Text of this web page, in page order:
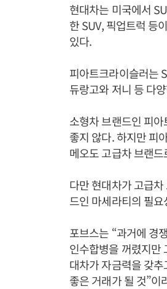
현대차는 미국에서
한 SUV, 픽업트럭 등
있다.
피아트크라이슬러는
듀랑고와 저니 등 다
소형차 브랜드인 피
좋지 않다. 하지만 피
메오도 고급차 브랜
다만 현대차가 고급
드인 마세라티의 필
포브스는 “과거에 경
인수합병을 꺼렸지만
대차가 자금력을 갖
좋은 거래가 될 것”이